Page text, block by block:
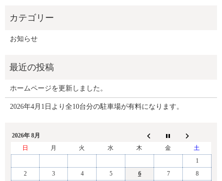
お知らせ
ホームページを更新しました。
2026年4月1日より全10台分の駐車場が有料になります。
2026年 8月
日
月 火 水 木 金
土
1
2
3 4 5 6 7 8